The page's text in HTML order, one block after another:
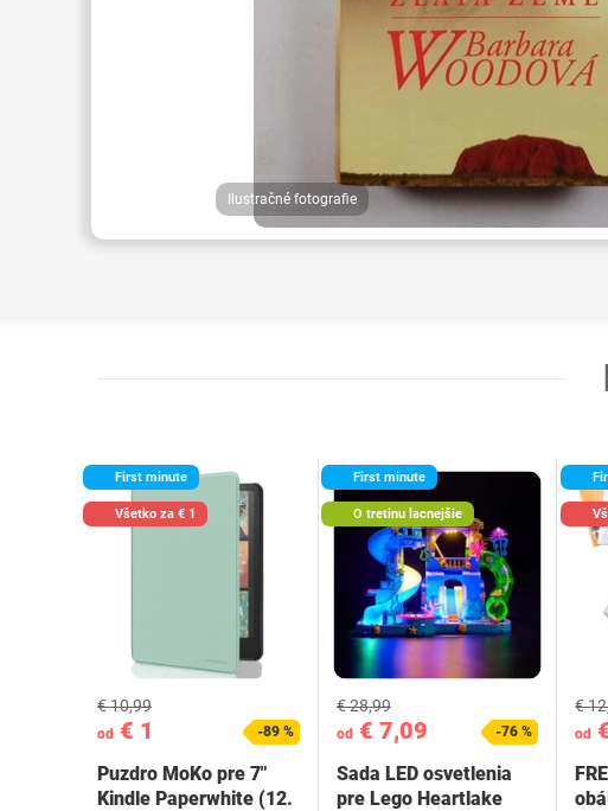
Ilustračné fotografie
First minute
Všetko za € 1
od € 1
€ 10,99
-89 %
Puzdro MoKo pre 7"
Kindle Paperwhite (12.
First minute
O tretinu lacnejšie
od€ 7,09
€ 28,99
-76 %
Sada LED osvetlenia
pre Lego Heartlake
od
€